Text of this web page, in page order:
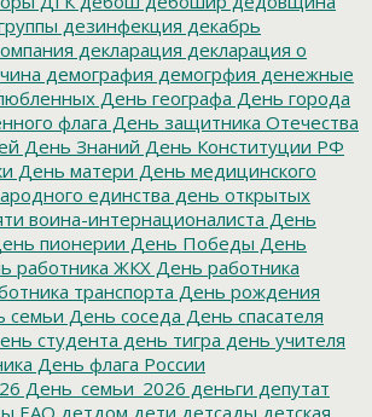
дезинфекция декабрь
декларация декларация о
демография демогрфия денежные
День географа День города
флага День защитника Отечества
День Знаний День Конституции РФ
День матери День медицинского
единства день открытых
воина-интернационалиста День
пионерии День Победы День
работника ЖКХ День работника
транспорта День рождения
семьи День соседа День спасателя
студента день тигра день учителя
День флага России
День_семьи_2026 деньги депутат
ЕАО детдом дети детсады детская